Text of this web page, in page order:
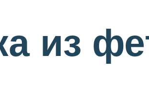
из